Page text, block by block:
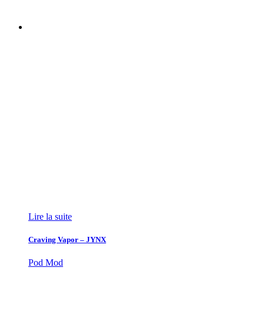
Lire la suite
Craving Vapor – JYNX
Pod Mod